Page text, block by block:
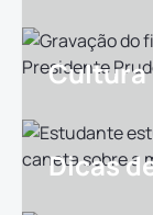
Cultura
Dicas